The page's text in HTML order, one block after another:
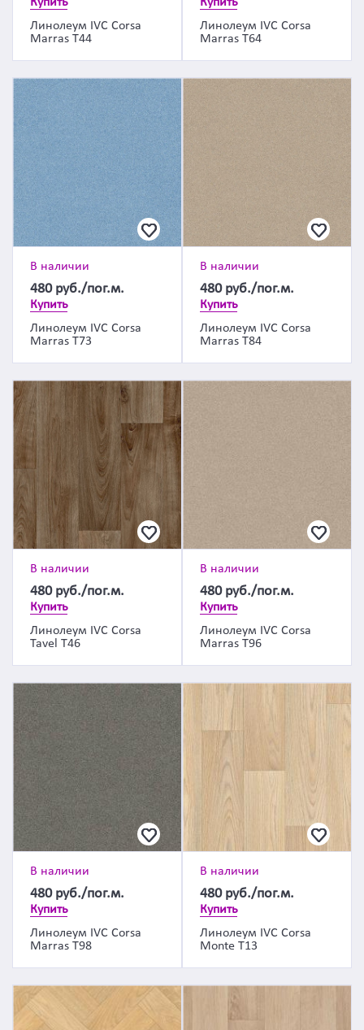
Линолеум IVC Corsa
Marras T44
Линолеум IVC Corsa
Marras T64
В наличии
480 руб./пог.м.
Купить
Линолеум IVC Corsa
Marras T73
В наличии
480 руб./пог.м.
Купить
Линолеум IVC Corsa
Marras T84
В наличии
480 руб./пог.м.
Купить
Линолеум IVC Corsa
Tavel T46
В наличии
480 руб./пог.м.
Купить
Линолеум IVC Corsa
Marras T96
В наличии
480 руб./пог.м.
Купить
Линолеум IVC Corsa
Marras T98
В наличии
480 руб./пог.м.
Купить
Линолеум IVC Corsa
Monte T13